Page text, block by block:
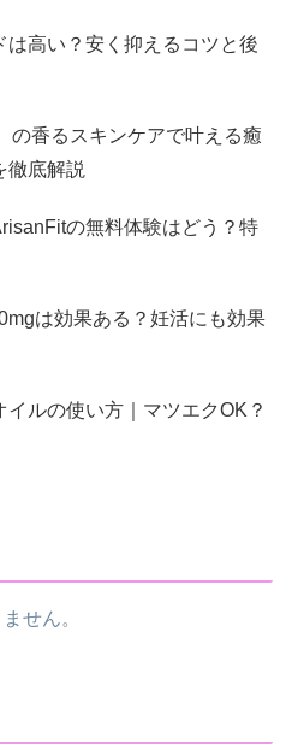
高い？安く抑えるコツと後
の香るスキンケアで叶える癒
徹底解説
の無料体験はどう？特
は効果ある？妊活にも効果
ルの使い方｜マツエクOK？
せん。